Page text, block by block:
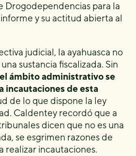
Drogodependencias para la
y su actitud abierta al
judicial, la ayahuasca no
sustancia fiscalizada. Sin
ámbito administrativo se
incautaciones de esta
de lo que dispone la ley
Caldentey recordó que a
dicen que no es una
se esgrimen razones de
realizar incautaciones.